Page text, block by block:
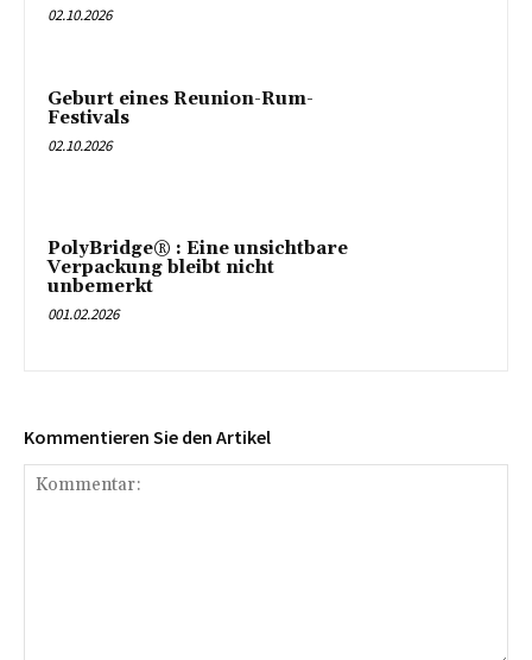
02.10.2026
Geburt eines Reunion-Rum-
Festivals
02.10.2026
PolyBridge® : Eine unsichtbare
Verpackung bleibt nicht
unbemerkt
001.02.2026
Kommentieren Sie den Artikel